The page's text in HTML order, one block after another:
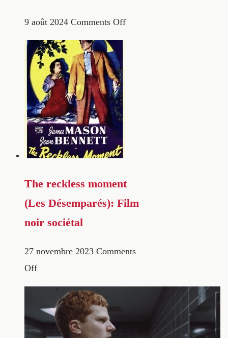
9 août 2024 Comments Off
The reckless moment
(Les Désemparés): Film
noir sociétal
27 novembre 2023 Comments
Off